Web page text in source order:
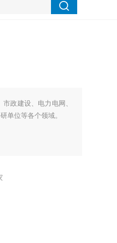
政建设、电力电网、
单位等各个领域。